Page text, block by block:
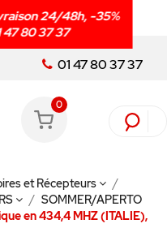
rapide en48h!
01 47 80 37 37
0
et Récepteurs
SOMMER/APERTO
en 434,4 MHZ (ITALIE),